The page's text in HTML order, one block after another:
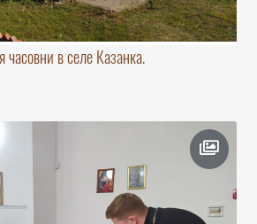
в селе Казанка.